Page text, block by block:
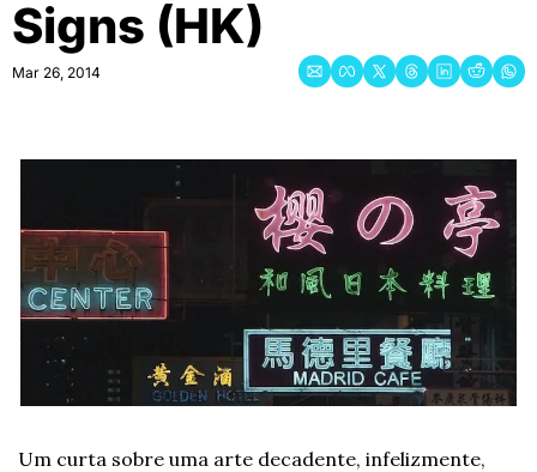
Signs (HK)
Mar 26, 2014
Um curta sobre uma arte decadente, infelizmente,